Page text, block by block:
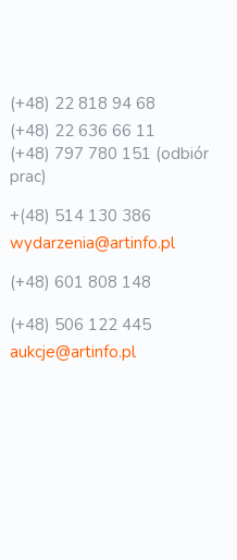
(+48) 22 818 94 68
(+48) 22 636 66 11
(+48) 797 780 151 (odbiór
prac)
+(48) 514 130 386
wydarzenia@artinfo.pl
(+48) 601 808 148
(+48) 506 122 445
aukcje@artinfo.pl